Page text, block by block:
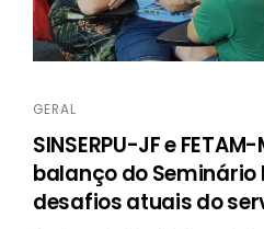
GERAL
SINSERPU-JF e
balanço do Seminário
desafios atuais do